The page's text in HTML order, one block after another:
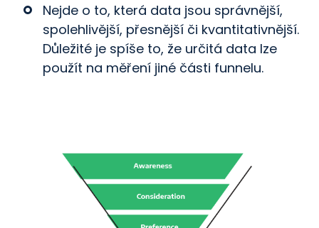
Nejde o to, která data jsou správnější,
spolehlivější, přesnější či kvantitativnější.
Důležité je spíše to, že určitá data lze
použít na měření jiné části funnelu.